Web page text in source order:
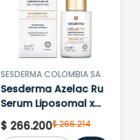
SESDERMA COLOMBIA SA
Sesderma Azelac Ru
Serum Liposomal x
30ml
$ 266.200$266.214